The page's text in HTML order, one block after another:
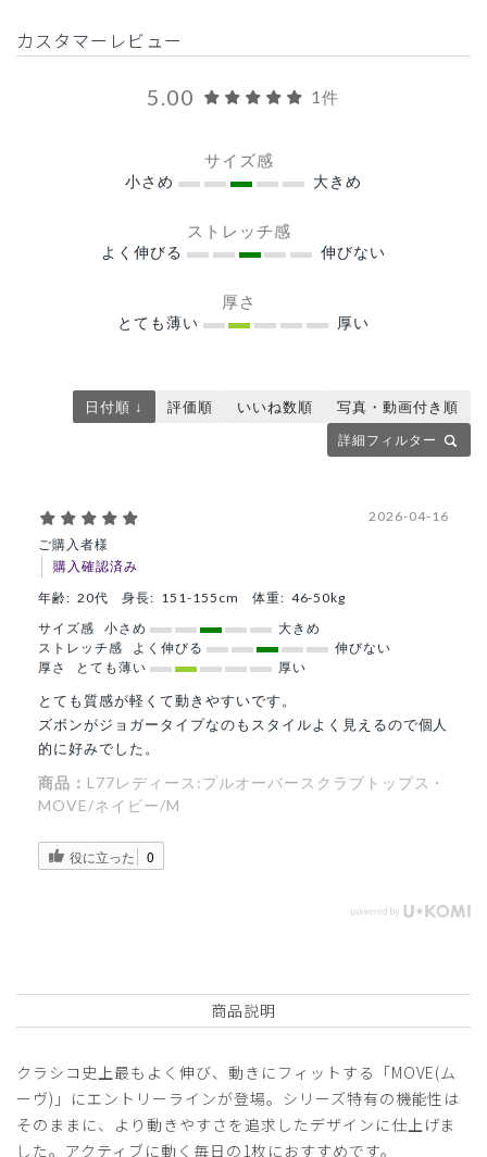
カスタマーレビュー
5.00 1件
サイズ感
小さめ 大きめ
ストレッチ感
よく伸びる 伸びない
厚さ
とても薄い 厚い
詳細フィルター
日付順 ↓ 評価順 いいね数順 写真・動画付き順
ご購入者様
購入確認済み
2026-04-16
年齢: 20代 身長: 151-155cm 体重: 46-50kg
サイズ感
小さめ
大きめ
ストレッチ感
よく伸びる
伸びない
厚さ
とても薄い 厚い
とても質感が軽くて動きやすいです。
ズボンがジョガータイプなのもスタイルよく見えるので個人
的に好みでした。
商品： L77レディース:プルオーバースクラブトップス・
MOVE/ネイビー/M
役に立った 0
商品説明
クラシコ史上最もよく伸び、動きにフィットする「MOVE(ム
ーヴ)」にエントリーラインが登場。シリーズ特有の機能性は
そのままに、より動きやすさを追求したデザインに仕上げま
した。アクティブに動く毎日の1枚におすすめです。